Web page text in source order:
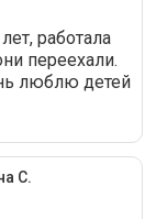
работала
переехали.
люблю детей
С.